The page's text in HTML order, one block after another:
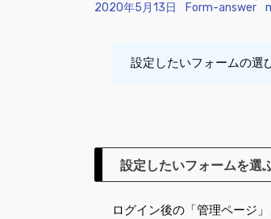
Posted on
2020年5月13日 Posted by
Form-answer
設定したいフォームの選
設定したいフォームを選
ログイン後の「管理ページ